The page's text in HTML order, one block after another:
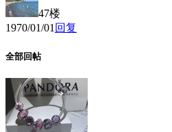
47楼
1970/01/01 回复
全部回帖